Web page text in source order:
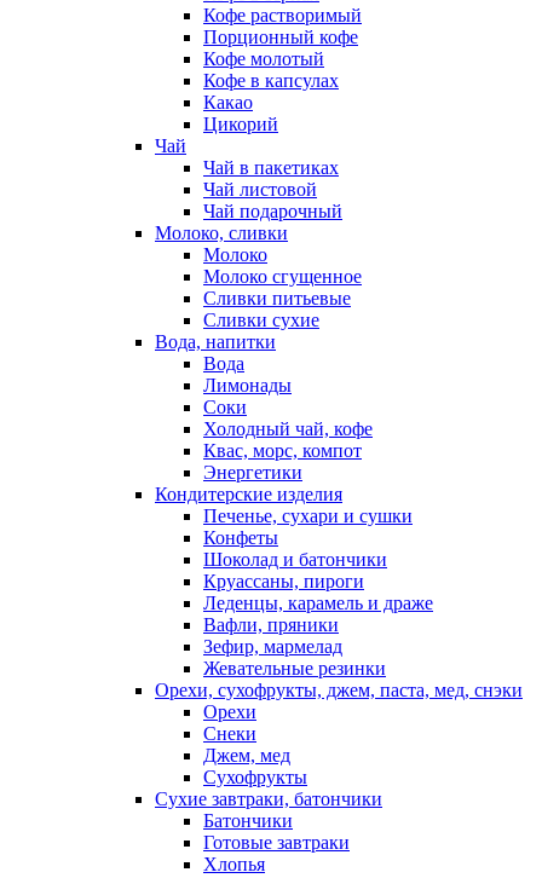
Кофе растворимый
Порционный кофе
Кофе молотый
Кофе в капсулах
Какао
Цикорий
Чай
Чай в пакетиках
Чай листовой
Чай подарочный
Молоко, сливки
Молоко
Молоко сгущенное
Сливки питьевые
Сливки сухие
Вода, напитки
Вода
Лимонады
Соки
Холодный чай, кофе
Квас, морс, компот
Энергетики
Кондитерские изделия
Печенье, сухари и сушки
Конфеты
Шоколад и батончики
Круассаны, пироги
Леденцы, карамель и драже
Вафли, пряники
Зефир, мармелад
Жевательные резинки
Орехи, сухофрукты, джем, паста, мед, снэки
Орехи
Снеки
Джем, мед
Сухофрукты
Сухие завтраки, батончики
Батончики
Готовые завтраки
Хлопья